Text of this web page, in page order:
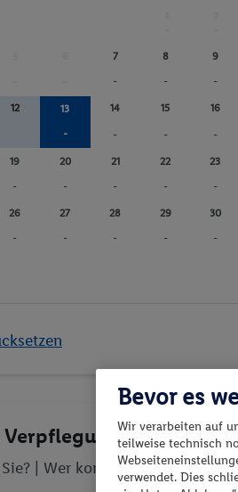
7
-
8
-
9
-
12 13
-
14
-
15
-
16
-
19
-
20
-
21
-
22
-
23
-
26
-
27
-
28
-
29
-
30
-
Verpflegung wählen
| Wer kommt mit?| Wo geht
Bevor es
Wir verarbeiten auf
teilweise technisch
verwendet. Dies